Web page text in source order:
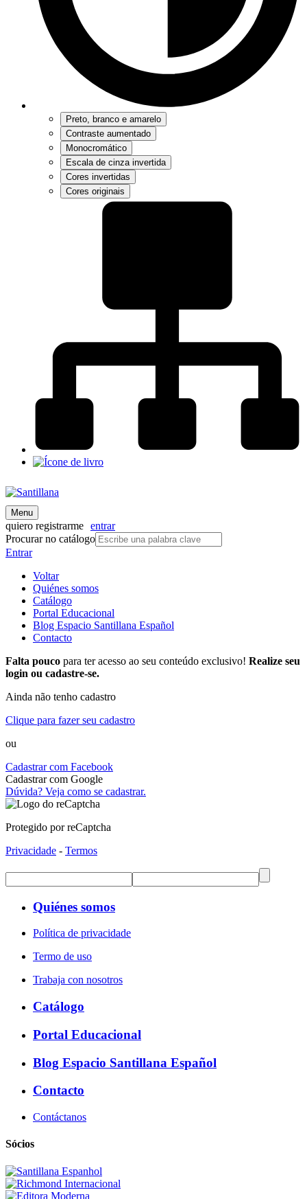
Preto, branco e amarelo
Contraste aumentado
Monocromático
Escala de cinza invertida
Cores invertidas
Cores originais
Menu
quiero registrarme entrar
Procurar no catálogo
Entrar
Voltar
Quiénes somos
Catálogo
Portal Educacional
Blog Espacio Santillana Español
Contacto
Falta pouco para ter acesso ao seu conteúdo exclusivo! Realize seu
login ou cadastre-se.
Ainda não tenho cadastro
Clique para fazer seu cadastro
ou
Cadastrar com Facebook
Cadastrar com Google
Dúvida? Veja como se cadastrar.
Protegido por reCaptcha
Privacidade - Termos
Quiénes somos
Política de privacidade
Termo de uso
Trabaja con nosotros
Catálogo
Portal Educacional
Blog Espacio Santillana Español
Contacto
Contáctanos
Sócios